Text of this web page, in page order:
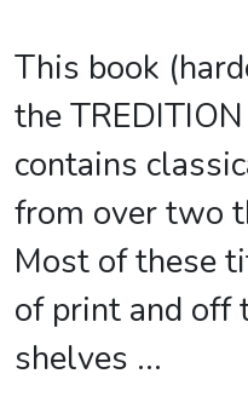
This book
the
contains
from over two
Most of these
of print and off
shelves ...